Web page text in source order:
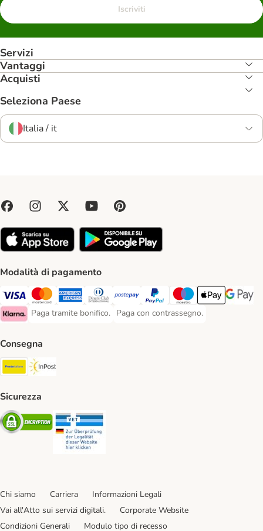
Iscriviti
Servizi
Vantaggi
Acquisti
Seleziona Paese
Italia / it
Modalità di pagamento
Paga con Visa. Payment Method
Paga con Mastercard. Payment Method
Paga con American Express. Payment Method
Paga con Diners Club. Payment Method
Paga con Postepay. Payment Method
Paga con PayPal. Payment
Paga con Maestro.
Apple PayGoogle
Klarna Payment Method
Paga tramite bonifico.
Paga tramite bonifico. Payment Method
Paga con contrassegno.
Paga con contrassegno. Payment
Consegna
Poste Italiane. Shipping Method
Sicurezza
Security
Chi siamo Carriera
Informazioni Legali
Vai all'Atto sui servizi digitali.
Corporate Website
Condizioni Generali
Modulo tipo di recesso